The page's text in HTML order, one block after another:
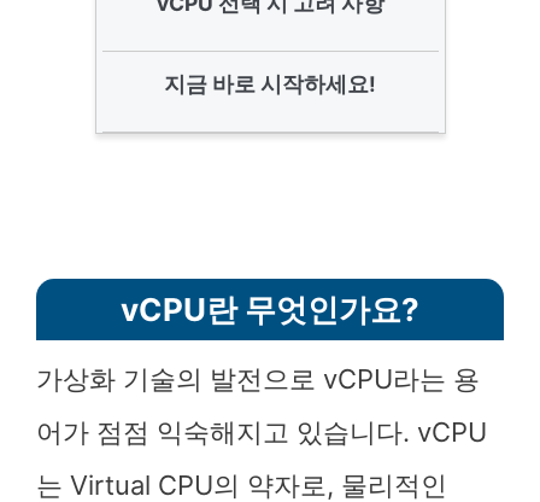
지금 바로 시작하세요!
vCPU란 무엇인가요?
가상화 기술의 발전으로 vCPU라는 용
어가 점점 익숙해지고 있습니다. vCPU
는 Virtual CPU의 약자로, 물리적인